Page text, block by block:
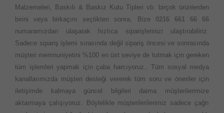
Malzemeleri, Baskılı & Baskız Kutu Tipleri vb. birçok ürünlerden
birini veya birkaçını seçtikten sonra, Bize 0216 661 66 66
numaramızdan ulaşarak hızlıca siparişlerinizi ulaştırabiliriz.
Sadece sipariş işlemi sırasında değil sipariş öncesi ve sonrasında
müşteri memnuniyetini %100 en üst seviye de tutmak için gereken
tüm işlemleri yapmak için çaba harcıyoruz.. Tüm sosyal medya
kanallarımızda müşteri desteği vererek tüm soru ve öneriler için
iletişimde kalmaya güncel bilgileri daima müşterilerimize
aktarmaya çalışıyoruz. Böylelikle müşterilerilerimiz sadece çağrı